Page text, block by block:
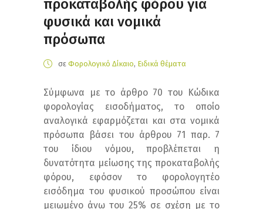
προκαταβολής φόρου για
φυσικά και νομικά
πρόσωπα
σε Φορολογικό Δίκαιο, Ειδικά θέματα
Σύμφωνα με το άρθρο 70 του Κώδικα
φορολογίας εισοδήματος, το οποίο
αναλογικά εφαρμόζεται και στα νομικά
πρόσωπα βάσει του άρθρου 71 παρ. 7
του ίδιου νόμου, προβλέπεται η
δυνατότητα μείωσης της προκαταβολής
φόρου, εφόσον το φορολογητέο
εισόδημα του φυσικού προσώπου είναι
μειωμένο άνω του 25% σε σχέση με το